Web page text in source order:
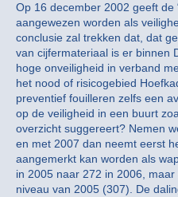
Op 16 december 2002 geeft de
aangewezen worden als
conclusie zal trekken dat, dat
van cijfermateriaal is er binnen
hoge onveiligheid in verband
het nood of risicogebied
preventief fouilleren zelfs een
op de veiligheid in een buurt
overzicht suggereert? Nemen
en met 2007 dan neemt eerst
aangemerkt kan worden als
in 2005 naar 272 in 2006,
niveau van 2005 (307). De